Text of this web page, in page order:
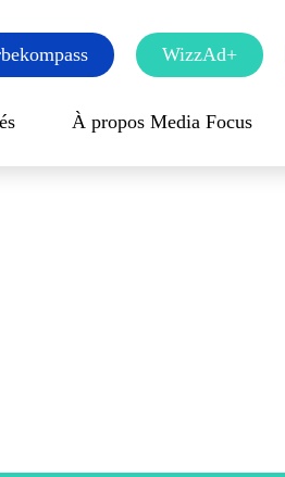
WizzAd+
À propos Media Focus